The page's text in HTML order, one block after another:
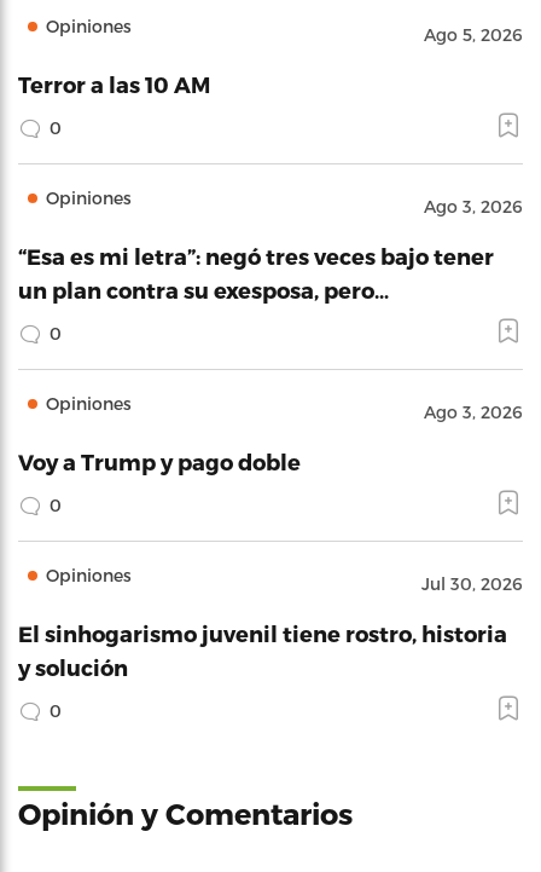
Opiniones Ago 5, 2026
Terror a las 10 AM
0
Opiniones Ago 3, 2026
“Esa es mi letra”: negó tres veces bajo tener
un plan contra su exesposa, pero…
0
Opiniones Ago 3, 2026
Voy a Trump y pago doble
0
Opiniones Jul 30, 2026
El sinhogarismo juvenil tiene rostro, historia
y solución
0
Opinión y Comentarios